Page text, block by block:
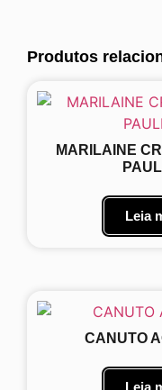
Produtos
MARILAINE
Leia
CANUTO
Leia